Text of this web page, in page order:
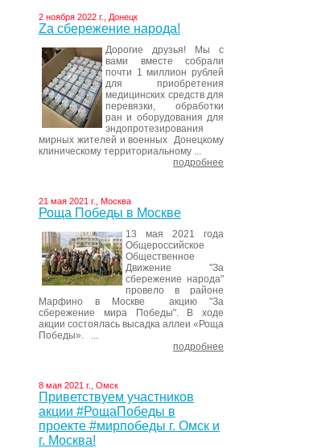
2 ноября 2022 г., Донецк
Za сбережение народа!
Дорогие друзья! Мы с
вами вместе собрали
почти 1 миллион рублей
для приобретения
медицинских средств для
перевязки, обработки
ран и оборудования для
эндопротезирования
мирных жителей и военных Донецкому
клиническому территориальному ...
подробнее
21 мая 2021 г., Москва
Роща Победы в Москве
13 мая 2021 года
Общероссийское
Общественное
Движение "За
сбережение народа"
провело в районе
Марфино в Москве акцию "За
сбережение мира Победы". В ходе
акции состоялась высадка аллеи «Роща
Победы». ...
подробнее
8 мая 2021 г., Омск
Приветствуем участников
акции #РощаПобеды в
проекте #мирпобеды г. Омск и
г. Москва!